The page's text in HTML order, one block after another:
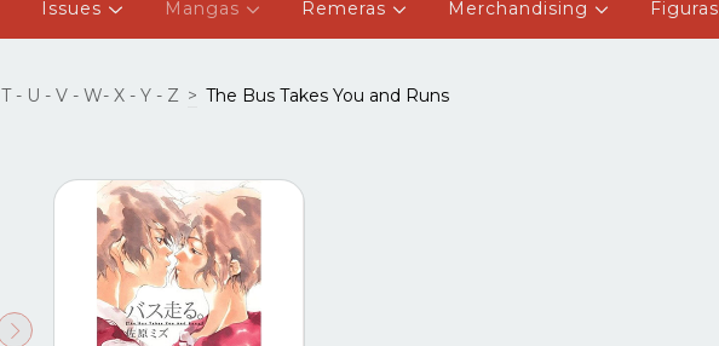
Issues Mangas Remeras Merchandising Figuras
T - U - V - W- X - Y - Z > The Bus Takes You and Runs